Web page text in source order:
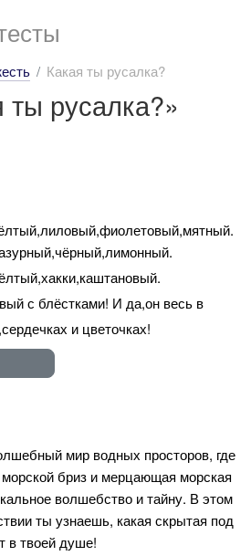
Какая ты русалка?
ты русалка?»
с блёстками! И да,он весь в
и цветочках!
мир водных просторов, где
бриз и мерцающая морская
волшебство и тайну. В этом
ты узнаешь, какая скрытая под
в твоей душе!